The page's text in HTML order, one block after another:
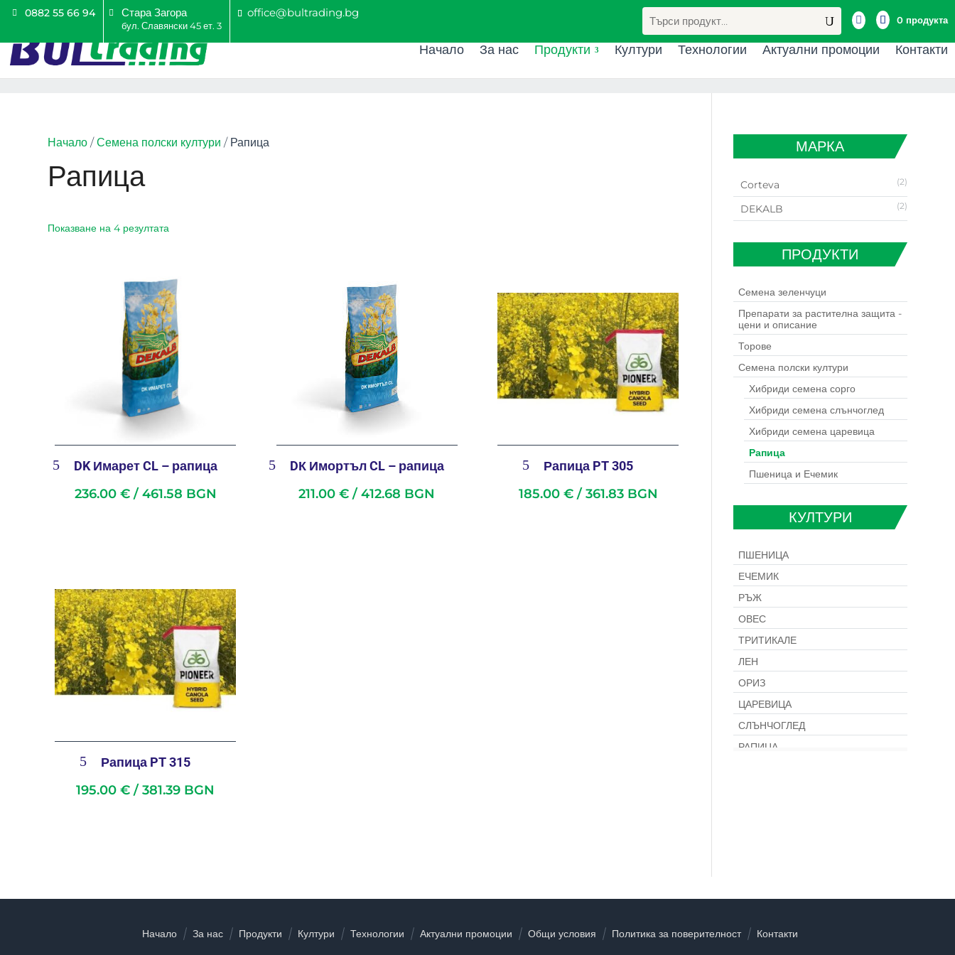
0882 55 66 94 Стара Загора
бул. Славянски 45 ет. 3
office@bultrading.bg

Търсене
за:
0 продукта
Начало За нас Продукти Култури Технологии Актуални промоции Контакти
Начало /Семена полски култури / Рапица
Рапица
Показване на 4 резултата
DK Имарет CL – рапица
236.00 € / 461.58 BGN
DК Имортъл CL – рапица
211.00€ / 412.68 BGN
Рапица PT 305
185.00 € / 361.83 BGN
Рапица PT 315
195.00€ / 381.39 BGN
МАРКА
Corteva (2)
DEKALB (2)
ПРОДУКТИ
Семена зеленчуци
Препарати за растителна защита -
цени и описание
Торове
Семена полски култури
Хибриди семена сорго
Хибриди семена слънчоглед
Хибриди семена царевица
Рапица
Пшеница и Ечемик
КУЛТУРИ
ПШЕНИЦА
ЕЧЕМИК
РЪЖ
ОВЕС
ТРИТИКАЛЕ
ЛЕН
ОРИЗ
ЦАРЕВИЦА
СЛЪНЧОГЛЕД
РАПИЦА
ТЮТЮН
МЛАДА ЛЮЦЕРНА
Начало За нас Продукти Култури Технологии Актуални промоции Общи условия Политика за поверителност Контакти